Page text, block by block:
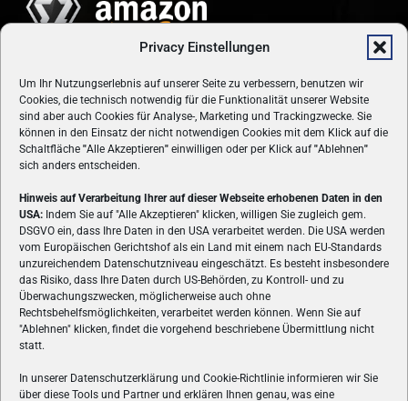
Privacy Einstellungen
Um Ihr Nutzungserlebnis auf unserer Seite zu verbessern, benutzen wir
Cookies, die technisch notwendig für die Funktionalität unserer Website
sind aber auch Cookies für Analyse-, Marketing und Trackingzwecke. Sie
können in den Einsatz der nicht notwendigen Cookies mit dem Klick auf die
Schaltfläche "Alle Akzeptieren" einwilligen oder per Klick auf"Ablehnen"
sich anders entscheiden.
Hinweis auf Verarbeitung Ihrer auf dieser Webseite erhobenen Daten in den
USA: Indem Sie auf "Alle Akzeptieren" klicken, willigen Sie zugleich gem.
DSGVO ein, dass Ihre Daten in den USA verarbeitet werden. Die USA werden
vom Europäischen Gerichtshof als ein Land mit einem nach EU-Standards
unzureichendem Datenschutzniveau eingeschätzt. Es besteht insbesondere
das Risiko, dass Ihre Daten durch US-Behörden, zu Kontroll- und zu
Überwachungszwecken, möglicherweise auch ohne
Rechtsbehelfsmöglichkeiten, verarbeitet werden können. Wenn Sie auf
"Ablehnen" klicken, findet die vorgehend beschriebene Übermittlung nicht
statt.
In unserer Datenschutzerklärung und Cookie-Richtlinie informieren wir Sie
über diese Tools und Partner und erklären Ihnen genau, was eine
ÜBER UNS
VON GAMERN, FÜR GAMER! Gamers.at ist das älteste Online-
Spielemagazin Österreichs und bringt täglich aktuelle News,
Reviews und Videos zu PC- und Konsolenspielen, Gaming-
Hardware und aus der Welt des e-Sport's.